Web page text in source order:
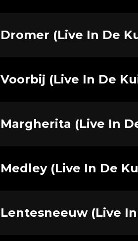
Dromer (Live In De
Voorbij (Live In De
Margherita (Live In
Medley (Live In De
Lentesneeuw (Live